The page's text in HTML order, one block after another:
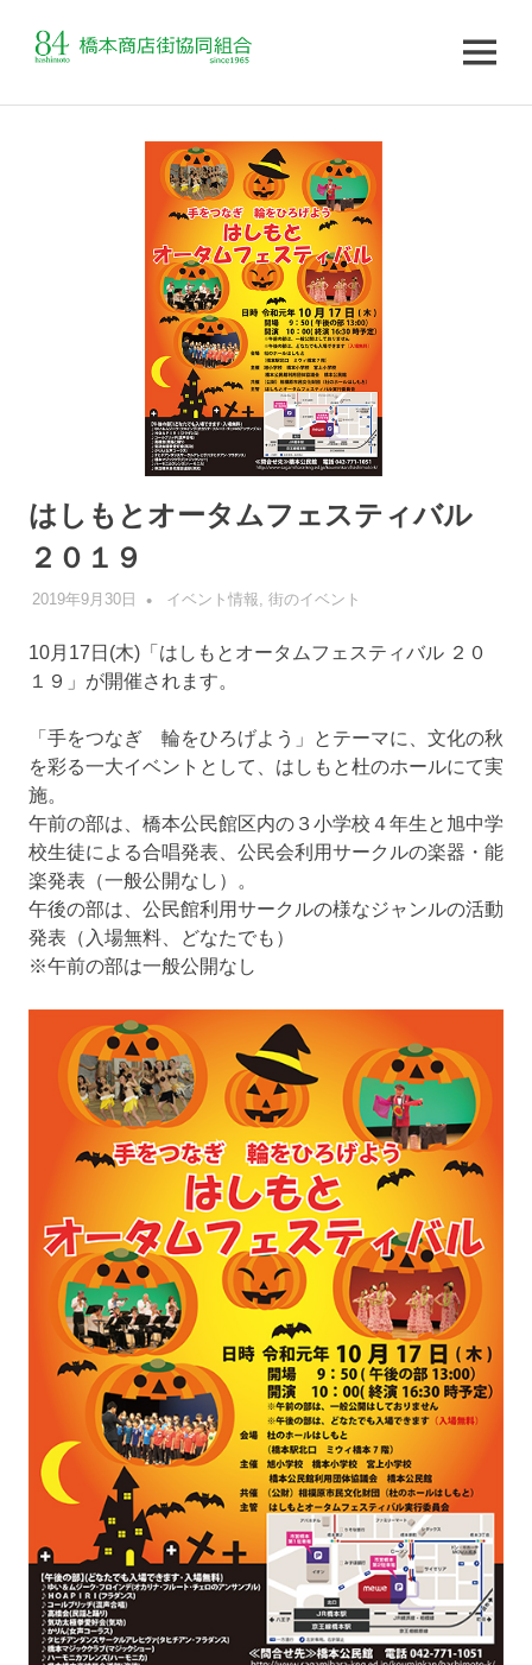
MENU
はしもとオータムフェスティバル
２０１９
2019年9月30日 管理者
イベント情報 街のイベント
10月17日(木)「はしもとオータムフェスティバル ２０
１９」が開催されます。
「手をつなぎ 輪をひろげよう」とテーマに、文化の秋
を彩る一大イベントとして、はしもと杜のホールにて実
施。
午前の部は、橋本公民館区内の３小学校４年生と旭中学
校生徒による合唱発表、公民会利用サークルの楽器・能
楽発表（一般公開なし）。
午後の部は、公民館利用サークルの様なジャンルの活動
発表（入場無料、どなたでも）
※午前の部は一般公開なし